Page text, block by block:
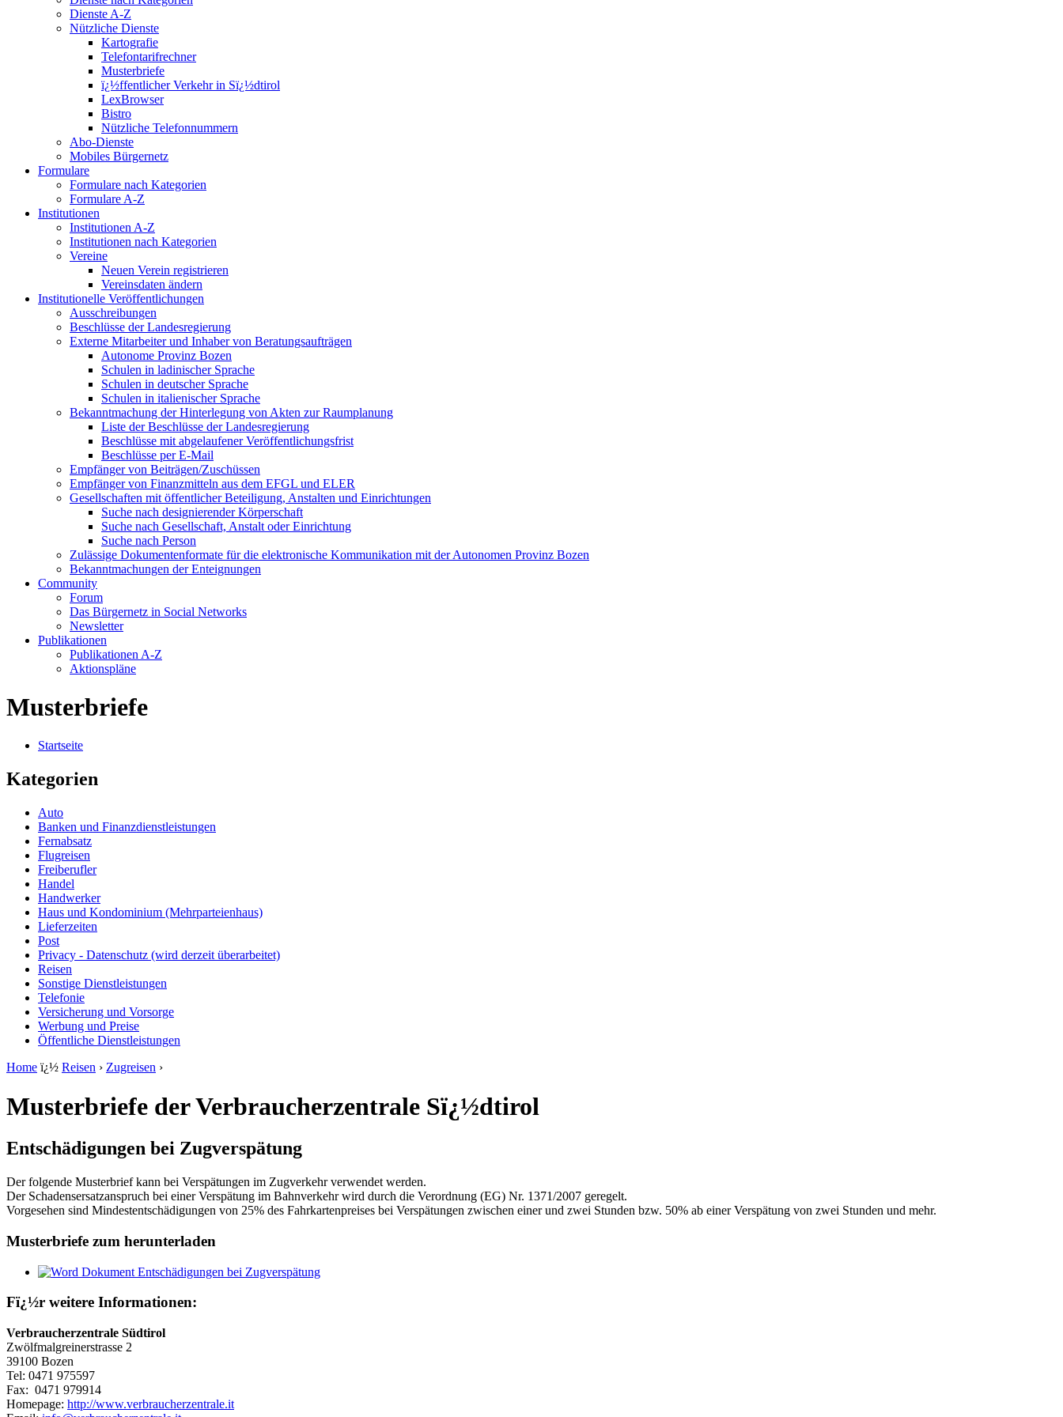
Dienste A-Z
Nützliche Dienste
Kartografie
Telefontarifrechner
Musterbriefe
ï¿½ffentlicher Verkehr in Sï¿½dtirol
LexBrowser
Bistro
Nützliche Telefonnummern
Abo-Dienste
Mobiles Bürgernetz
Formulare
Formulare nach Kategorien
Formulare A-Z
Institutionen
Institutionen A-Z
Institutionen nach Kategorien
Vereine
Neuen Verein registrieren
Vereinsdaten ändern
Institutionelle Veröffentlichungen
Ausschreibungen
Beschlüsse der Landesregierung
Externe Mitarbeiter und Inhaber von Beratungsaufträgen
Autonome Provinz Bozen
Schulen in ladinischer Sprache
Schulen in deutscher Sprache
Schulen in italienischer Sprache
Bekanntmachung der Hinterlegung von Akten zur Raumplanung
Liste der Beschlüsse der Landesregierung
Beschlüsse mit abgelaufener Veröffentlichungsfrist
Beschlüsse per E-Mail
Empfänger von Beiträgen/Zuschüssen
Empfänger von Finanzmitteln aus dem EFGL und ELER
Gesellschaften mit öffentlicher Beteiligung, Anstalten und Einrichtungen
Suche nach designierender Körperschaft
Suche nach Gesellschaft, Anstalt oder Einrichtung
Suche nach Person
Zulässige Dokumentenformate für die elektronische Kommunikation mit der Autonomen Provinz Bozen
Bekanntmachungen der Enteignungen
Community
Forum
Das Bürgernetz in Social Networks
Newsletter
Publikationen
Publikationen A-Z
Aktionspläne
Musterbriefe
Startseite
Kategorien
Auto
Banken und Finanzdienstleistungen
Fernabsatz
Flugreisen
Freiberufler
Handel
Handwerker
Haus und Kondominium (Mehrparteienhaus)
Lieferzeiten
Post
Privacy - Datenschutz (wird derzeit überarbeitet)
Reisen
Sonstige Dienstleistungen
Telefonie
Versicherung und Vorsorge
Werbung und Preise
Öffentliche Dienstleistungen
Home ï¿½ Reisen › Zugreisen ›
Musterbriefe der Verbraucherzentrale Sï¿½dtirol
Entschädigungen bei Zugverspätung
Der folgende Musterbrief kann bei Verspätungen im Zugverkehr verwendet werden.
Der Schadensersatzanspruch bei einer Verspätung im Bahnverkehr wird durch die Verordnung (EG) Nr. 1371/2007 geregelt.
Vorgesehen sind Mindestentschädigungen von 25% des Fahrkartenpreises bei Verspätungen zwischen einer und zwei Stunden bzw. 50% ab einer Verspätung von zwei Stunden und mehr.
Musterbriefe zum herunterladen
Entschädigungen bei Zugverspätung
Fï¿½r weitere Informationen:
Verbraucherzentrale Südtirol
Zwölfmalgreinerstrasse 2
39100 Bozen
Tel: 0471 975597
Fax: 0471 979914
Homepage: http://www.verbraucherzentrale.it